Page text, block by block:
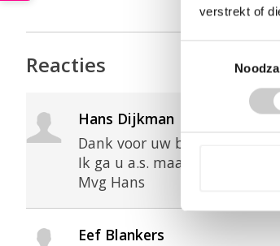
verstrekt of
Reacties
Hans Dijkman
Dank voor uw bericht.
Ik ga u a.s. maandag even
Mvg Hans
Eef Blankers